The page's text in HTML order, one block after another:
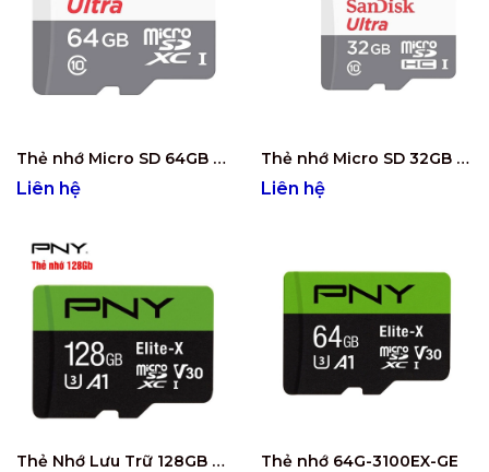
Thẻ nhớ Micro SD 64GB Sandisk Ultra SDSQUNR-064G-GN3MN
Liên hệ
Thẻ nhớ Micro SD 32GB SANDISK Ultra SDSQUNR-032G-GN3MN
Liên hệ
Thẻ Nhớ Lưu Trữ 128GB PNY 128G-128U3WX Thẻ nhớ 64G-3100EX-GE